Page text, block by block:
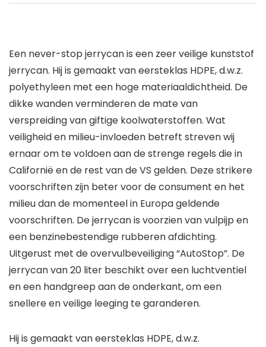
Een never-stop jerrycan is een zeer veilige kunststof
jerrycan. Hij is gemaakt van eersteklas HDPE, d.w.z.
polyethyleen met een hoge materiaaldichtheid. De
dikke wanden verminderen de mate van
verspreiding van giftige koolwaterstoffen. Wat
veiligheid en milieu-invloeden betreft streven wij
ernaar om te voldoen aan de strenge regels die in
Californië en de rest van de VS gelden. Deze strikere
voorschriften zijn beter voor de consument en het
milieu dan de momenteel in Europa geldende
voorschriften. De jerrycan is voorzien van vulpijp en
een benzinebestendige rubberen afdichting.
Uitgerust met de overvulbeveiliging “AutoStop”. De
jerrycan van 20 liter beschikt over een luchtventiel
en een handgreep aan de onderkant, om een
snellere en veilige leeging te garanderen.
Hij is gemaakt van eersteklas HDPE, d.w.z.